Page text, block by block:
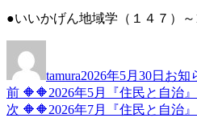
●いいかげん地域学（１４７）～
者
tamura日:
2026年5月30日ゴ
リ
ー
お知
投
稿
前 前
の
🔶🔶2026年5月『住民と自治
次 次
🔶🔶2026年7月『住民と自治